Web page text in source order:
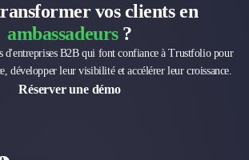
vos clients en
ambassadeurs?
d'entreprises B2B qui font confiance à Trustfolio pour
développer leur visibilité et accélérer leur croissance.
Réserver une démo